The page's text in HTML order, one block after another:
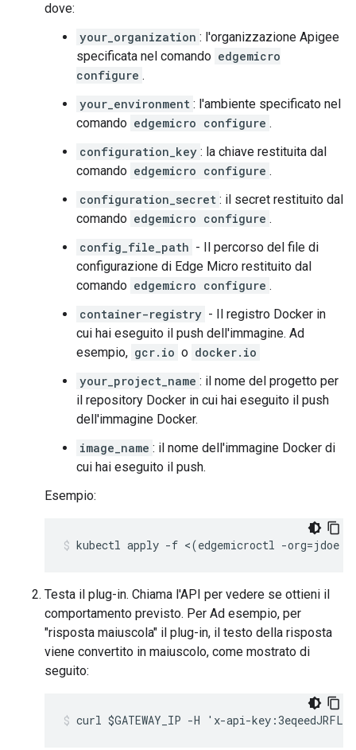
dove:
your_organization : l'organizzazione Apigee
specificata nel comando edgemicro
configure .
your_environment : l'ambiente specificato nel
comando edgemicro configure .
configuration_key : la chiave restituita dal
comando edgemicro configure .
configuration_secret : il secret restituito dal
comando edgemicro configure .
config_file_path - Il percorso del file di
configurazione di Edge Micro restituito dal
comando edgemicro configure .
container-registry - Il registro Docker in
cui hai eseguito il push dell'immagine. Ad
esempio, gcr.io o docker.io
your_project_name : il nome del progetto per
il repository Docker in cui hai eseguito il push
dell'immagine Docker.
image_name : il nome dell'immagine Docker di
cui hai eseguito il push.
Esempio:
kubectl apply -f <(edgemicroctl -org=jdoe -
Testa il plug-in. Chiama l'API per vedere se ottieni il
comportamento previsto. Per Ad esempio, per
"risposta maiuscola" il plug-in, il testo della risposta
viene convertito in maiuscolo, come mostrato di
seguito:
curl $GATEWAY_IP -H 'x-api-